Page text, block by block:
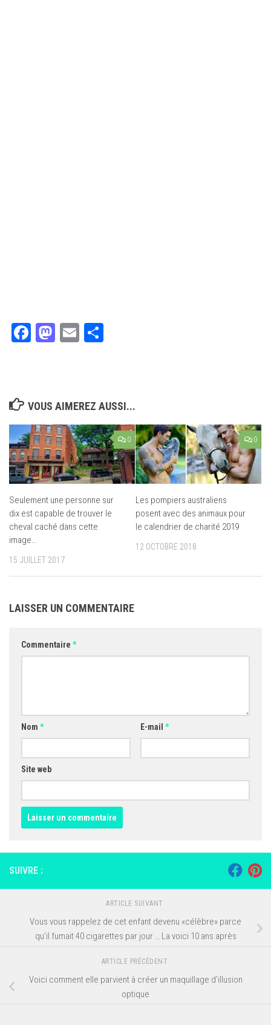
Facebook
Mastodon
Email
VOUS AIMEREZ AUSSI...
0
Seulement une personne sur
dix est capable de trouver le
cheval caché dans cette
image…
15 JUILLET 2017
0
Les pompiers australiens
posent avec des animaux pour
le calendrier de charité 2019
12 OCTOBRE 2018
LAISSER UN COMMENTAIRE
Commentaire *
Nom * E-mail *
Site web
SUIVRE :
ARTICLE SUIVANT
Vous vous rappelez de cet enfant devenu «célèbre» parce
qu’il fumait 40 cigarettes par jour … La voici 10 ans après
ARTICLE PRÉCÉDENT
Voici comment elle parvient à créer un maquillage d’illusion
optique